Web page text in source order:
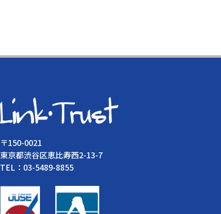
〒150-0021
東京都渋谷区恵比寿西2-13-7
TEL：03-5489-8855